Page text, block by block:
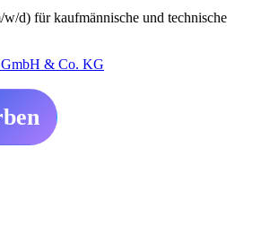
w/d) für kaufmännische und technische
GmbH & Co. KG